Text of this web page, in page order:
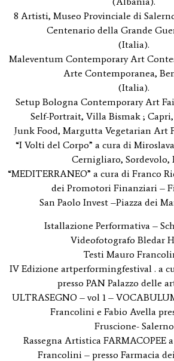
8 Artisti, Museo Provinciale di
Centenario della Grande
(Italia).
Maleventum Contemporary Art
Arte Contemporanea,
(Italia).
Setup Bologna Contemporary Art
Self-Portrait, Villa Bismak ;
Junk Food, Margutta Vegetarian Art
“I Volti del Corpo” a cura di
Cernigliaro, Sordevolo,
“MEDITERRANEO” a cura di Franco
dei Promotori Finanziari –
San Paolo Invest –Piazza dei
Istallazione Performativa –
Videofotografo Bledar
Testi Mauro
IV Edizione artperformingfestival . a
presso PAN Palazzo delle
ULTRASEGNO – vol 1 –
Francolini e Fabio Avella
Fruscione- Salerno
Rassegna Artistica FARMACOPEE
Francolini – presso Farmacia